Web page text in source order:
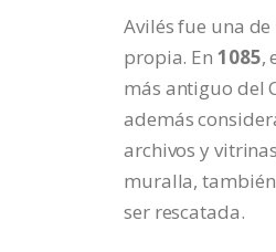
Avilés fue una
propia. En 1085,
más antiguo del
además
archivos y
muralla,
ser rescatada.